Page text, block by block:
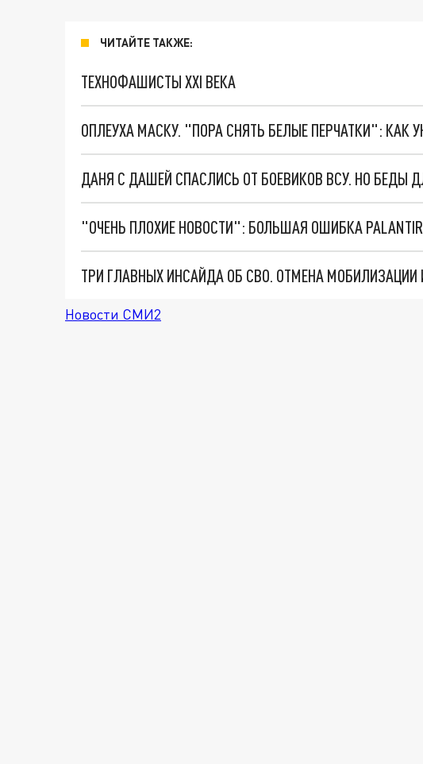
ЧИТАЙТЕ ТАКЖЕ:
ТЕХНОФАШИСТЫ XXI ВЕКА
ОПЛЕУХА МАСКУ. "ПОРА СНЯТЬ БЕЛЫЕ ПЕРЧАТКИ": КАК
ДАНЯ С ДАШЕЙ СПАСЛИСЬ ОТ БОЕВИКОВ ВСУ. НО БЕДЫ
Новости СМИ2